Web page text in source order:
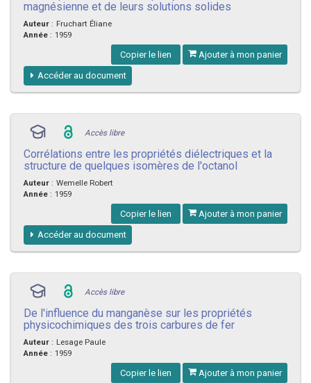
magnésienne et de leurs solutions solides
Auteur : Fruchart Éliane
Année : 1959
Copier le lien Ajouter à mon panier
Accéder au document
Accès libre
Corrélations entre les propriétés diélectriques et la
structure de quelques isomères de l'octanol
Auteur : Wemelle Robert
Année : 1959
Copier le lien Ajouter à mon panier
Accéder au document
Accès libre
De l'influence du manganèse sur les propriétés
physicochimiques des trois carbures de fer
Auteur : Lesage Paule
Année : 1959
Copier le lien Ajouter à mon panier